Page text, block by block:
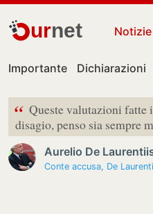
urnet Notizie
Importante Dichiarazioni
“ Queste valutazioni fatte
disagio, penso sia sempre
Aurelio De